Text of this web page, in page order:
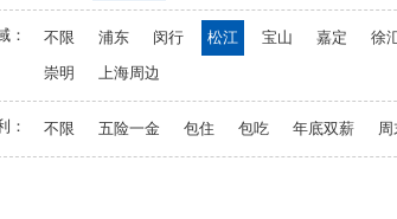
： 不限 浦东 闵行 松江 宝山 嘉定 徐
崇明
上海周边
： 不限 五险一金 包住 包吃 年底双薪